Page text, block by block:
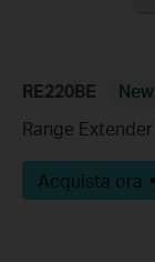
RE220BE
New
Range
Acquista ora